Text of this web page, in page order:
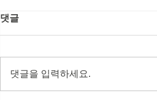
Coffee를 좋아하세요?
댓글
댓글을 입력하세요.